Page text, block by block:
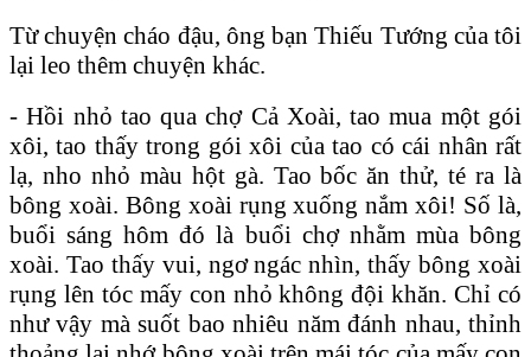
Từ chuyện cháo đậu, ông bạn Thiếu Tướng của tôi
lại leo thêm chuyện khác.
- Hồi nhỏ tao qua chợ Cả Xoài, tao mua một gói
xôi, tao thấy trong gói xôi của tao có cái nhân rất
lạ, nho nhỏ màu hột gà. Tao bốc ăn thử, té ra là
bông xoài. Bông xoài rụng xuống nắm xôi! Số là,
buổi sáng hôm đó là buổi chợ nhằm mùa bông
xoài. Tao thấy vui, ngơ ngác nhìn, thấy bông xoài
rụng lên tóc mấy con nhỏ không đội khăn. Chỉ có
như vậy mà suốt bao nhiêu năm đánh nhau, thỉnh